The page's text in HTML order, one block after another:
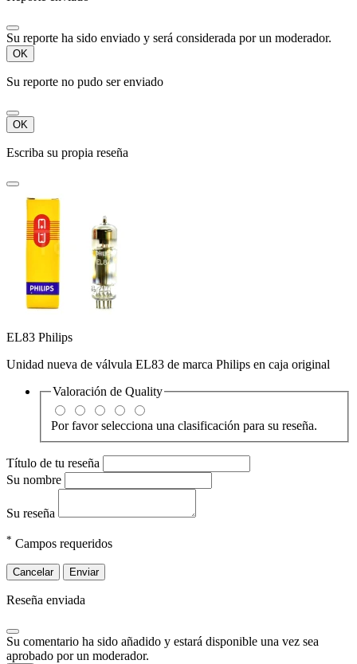
Su reporte ha sido enviado y será considerada por un moderador.
OK
Su reporte no pudo ser enviado
OK
Escriba su propia reseña
EL83 Philips
Unidad nueva de válvula EL83 de marca Philips en caja original
Valoración de Quality
Por favor selecciona una clasificación para su reseña.
Título de tu reseña
Su nombre
Su reseña
* Campos requeridos
Cancelar Enviar
Reseña enviada
Su comentario ha sido añadido y estará disponible una vez sea
aprobado por un moderador.